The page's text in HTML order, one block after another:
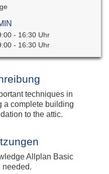
- 16:30 Uhr
- 16:30 Uhr
techniques in
a complete building
to the attic.
Allplan Basic
needed.